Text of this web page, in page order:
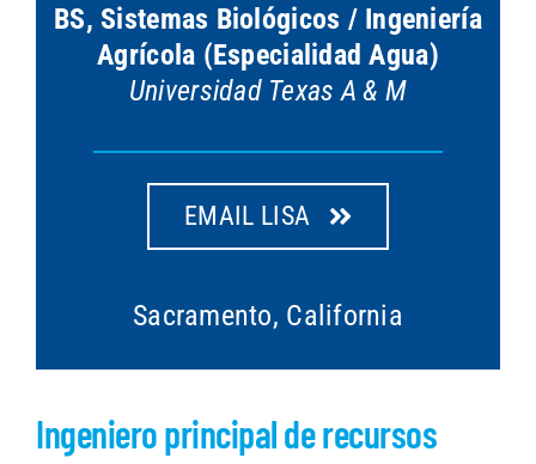
Ingeniero principal de recursos
BS, Sistemas Biológicos / Ingeniería
Agrícola (Especialidad Agua)
Universidad Texas A & M
EMAIL LISA
Sacramento, California